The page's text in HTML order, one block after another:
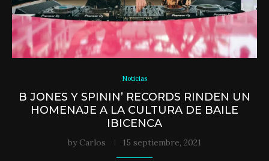
Noticias
B JONES Y SPININ’ RECORDS RINDEN UN
HOMENAJE A LA CULTURA DE BAILE
IBICENCA
by Carlos 15 septiembre, 2021